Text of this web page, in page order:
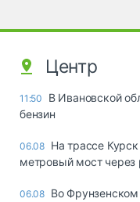
Центр
11:50
В Ивановской
бензин
06.08 На трассе
метровый мост через
06.08 Во